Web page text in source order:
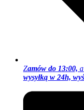
Zamów do 13:00,
wysyłką w 24h,